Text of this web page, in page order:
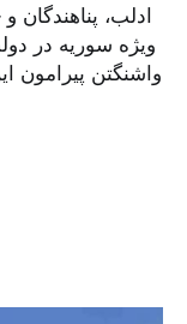
ادلب،
ویژه سوریه در
واشنگتن پیرامون